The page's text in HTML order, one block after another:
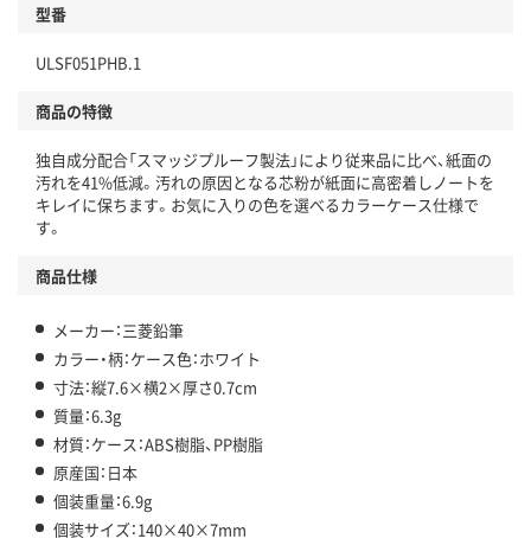
型番
ULSF051PHB.1
商品の特徴
独自成分配合「スマッジプルーフ製法」により従来品に比べ、紙面の
汚れを41%低減。汚れの原因となる芯粉が紙面に高密着しノートを
キレイに保ちます。お気に入りの色を選べるカラーケース仕様で
す。
商品仕様
メーカー：三菱鉛筆
カラー・柄：ケース色：ホワイト
寸法：縦7.6×横2×厚さ0.7cm
質量：6.3g
材質：ケース：ABS樹脂、PP樹脂
原産国：日本
個装重量：6.9g
個装サイズ：140×40×7mm